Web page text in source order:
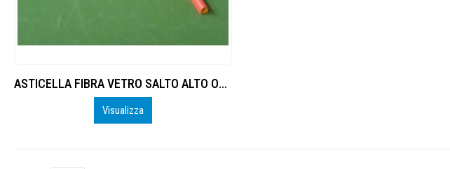
ASTICELLA FIBRA VETRO SALTO ALTO OMOL.IAAF
Visualizza